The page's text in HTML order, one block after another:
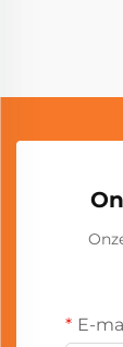
E-